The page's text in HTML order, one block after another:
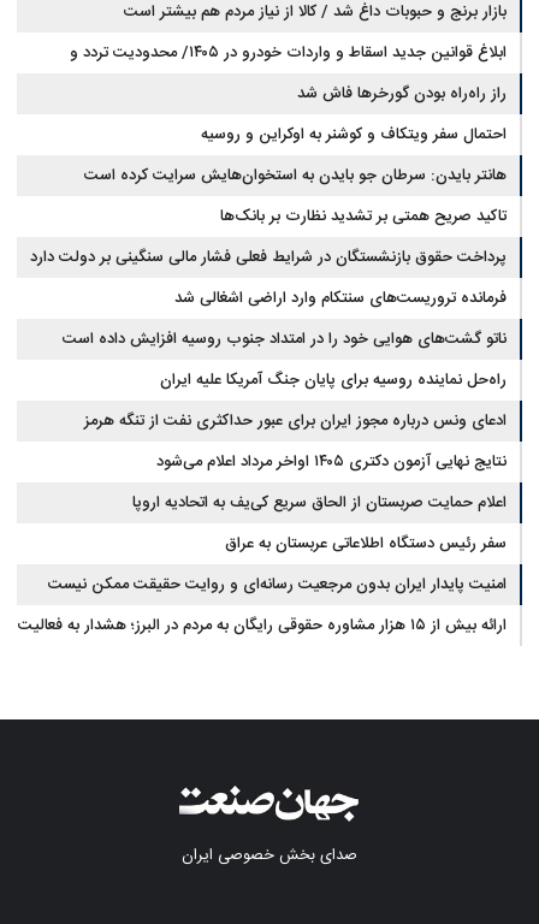
بازار برنج و حبوبات داغ شد / کالا از نیاز مردم هم بیشتر است
ابلاغ قوانین جدید اسقاط و واردات خودرو در ۱۴۰۵/ محدودیت تردد و
سوخت‌رسانی به فرسوده‌ها
راز راه‌راه بودن گورخرها فاش شد
احتمال سفر ویتکاف و کوشنر به اوکراین و روسیه
هانتر بایدن: سرطان جو بایدن به استخوان‌هایش سرایت کرده است
تاکید صریح همتی بر تشدید نظارت بر بانک‌ها
پرداخت حقوق بازنشستگان در شرایط فعلی فشار مالی سنگینی بر دولت دارد
فرمانده تروریست‌های سنتکام وارد اراضی اشغالی شد
ناتو گشت‌های هوایی خود را در امتداد جنوب روسیه افزایش داده است
راه‌حل نماینده روسیه برای پایان جنگ آمریکا علیه ایران
ادعای ونس درباره مجوز ایران برای عبور حداکثری نفت از تنگه هرمز
نتایج نهایی آزمون دکتری ۱۴۰۵ اواخر مرداد اعلام می‌شود
اعلام حمایت صربستان از الحاق سریع کی‌یف به اتحادیه اروپا
سفر رئیس دستگاه اطلاعاتی عربستان به عراق
امنیت پایدار ایران بدون مرجعیت رسانه‌ای و روایت حقیقت ممکن نیست
ارائه بیش از ۱۵ هزار مشاوره حقوقی رایگان به مردم در البرز؛ هشدار به فعالیت
صدای بخش خصوصی ایران